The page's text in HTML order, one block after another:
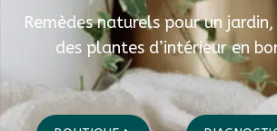
Remèdes naturels pour un
des plantes d’intérieur en